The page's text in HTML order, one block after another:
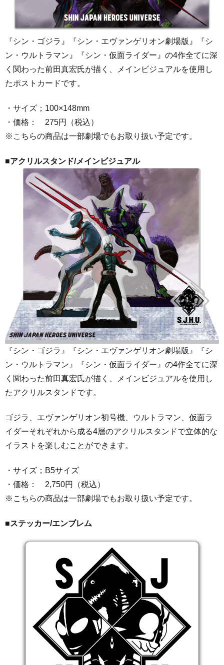
『シン・ゴジラ』『シン・エヴァンゲリオン劇場版』『シ
ン・ウルトラマン』『シン・仮面ライダー』の4作全てに深
く関わった前田真宏氏が描く、メインビジュアルを使用し
たポストカードです。
・サイズ；100×148mm
・価格： 275円（税込）
※こちらの商品は一部劇場でもお取り扱い予定です。
■アクリルスタンド/メインビジュアル
『シン・ゴジラ』『シン・エヴァンゲリオン劇場版』『シ
ン・ウルトラマン』『シン・仮面ライダー』の4作全てに深
く関わった前田真宏氏が描く、メインビジュアルを使用し
たアクリルスタンドです。
ゴジラ、エヴァンゲリオン初号機、ウルトラマン、仮面ラ
イダーそれぞれから成る4層のアクリルスタンドで立体的な
イラストを楽しむことができます。
・サイズ；B5サイズ
・価格： 2,750円（税込）
※こちらの商品は一部劇場でもお取り扱い予定です。
■ステッカー/エンブレム